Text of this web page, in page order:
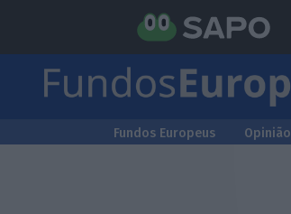
Fundos Europeus Opinião